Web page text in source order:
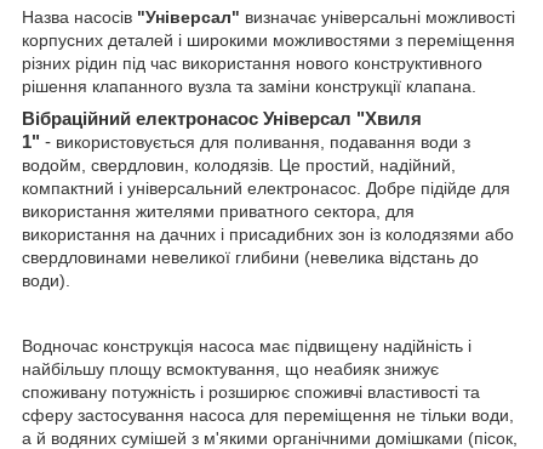
Назва насосів "Універсал" визначає універсальні можливості
корпусних деталей і широкими можливостями з переміщення
різних рідин під час використання нового конструктивного
рішення клапанного вузла та заміни конструкції клапана.
Вібраційний електронасос Універсал "Хвиля
1" - використовується для поливання, подавання води з
водойм, свердловин, колодязів. Це простий, надійний,
компактний і універсальний електронасос. Добре підійде для
використання жителями приватного сектора, для
використання на дачних і присадибних зон із колодязями або
свердловинами невеликої глибини (невелика відстань до
води).
Водночас конструкція насоса має підвищену надійність і
найбільшу площу всмоктування, що неабияк знижує
споживану потужність і розширює споживчі властивості та
сферу застосування насоса для переміщення не тільки води,
а й водяних сумішей з м'якими органічними домішками (пісок,